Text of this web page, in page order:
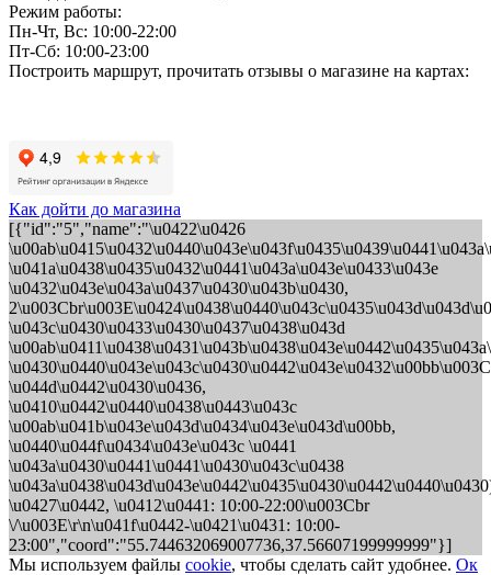
Режим работы:
Пн-Чт, Вс: 10:00-22:00
Пт-Сб: 10:00-23:00
Построить маршрут, прочитать отзывы о магазине на картах:
Как дойти до магазина
[{"id":"5","name":"\u0422\u0426
\u041a\u0438\u0435\u0432\u0441\u043a\u043e\u0433\u043e
\u0432\u043e\u043a\u0437\u0430\u043b\u0430,
\u043c\u0430\u0433\u0430\u0437\u0438\u043d
\u044d\u0442\u0430\u0436,
\u0410\u0442\u0440\u0438\u0443\u043c
\u00ab\u041b\u043e\u043d\u0434\u043e\u043d\u00bb,
\u0440\u044f\u0434\u043e\u043c \u0441
\u043a\u0430\u0441\u0441\u0430\u043c\u0438
\u0427\u0442, \u0412\u0441: 10:00-22:00\u003Cbr
\/\u003E\r\n\u041f\u0442-\u0421\u0431: 10:00-
23:00","coord":"55.744632069007736,37.56607199999999"}]
Мы используем файлы cookie, чтобы сделать сайт удобнее. Ок